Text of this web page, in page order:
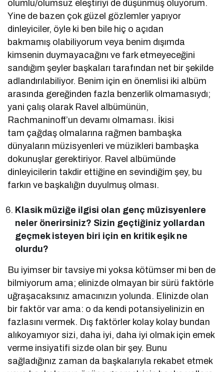
olumlu/olumsuz eleştiriyi de düşünmüş oluyorum.
Yine de bazen çok güzel gözlemler yapıyor
dinleyiciler, öyle ki ben bile hiç o açıdan
bakmamış olabiliyorum veya benim dışımda
kimsenin duymayacağını ve fark etmeyeceğini
sandığım şeyler başkaları tarafından net bir şekilde
adlandırılabiliyor. Benim için en önemlisi iki albüm
arasında gereğinden fazla benzerlik olmamasıydı;
yani çalış olarak Ravel albümünün,
Rachmaninoff’un devamı olmaması. İkisi
tam çağdaş olmalarına rağmen bambaşka
dünyaların müzisyenleri ve müzikleri bambaşka
dokunuşlar gerektiriyor. Ravel albümünde
dinleyicilerin takdir ettiğine en sevindiğim şey, bu
farkın ve başkalığın duyulmuş olması.
Klasik müziğe ilgisi olan genç müzisyenlere
neler önerirsiniz? Sizin geçtiğiniz yollardan
geçmek isteyen biri için en kritik eşik ne
olurdu?
Bu iyimser bir tavsiye mi yoksa kötümser mi ben de
bilmiyorum ama; elinizde olmayan bir sürü faktörle
uğraşacaksınız amacınızın yolunda. Elinizde olan
bir faktör var ama: o da kendi potansiyelinizin en
fazlasını vermek. Dış faktörler kolay kolay bundan
alıkoyamıyor sizi, daha iyi, daha iyi olmak için emek
verme insiyatifi sizde olan bir şey. Bunu
sağladığınız zaman da başkalarıyla rekabet etmek